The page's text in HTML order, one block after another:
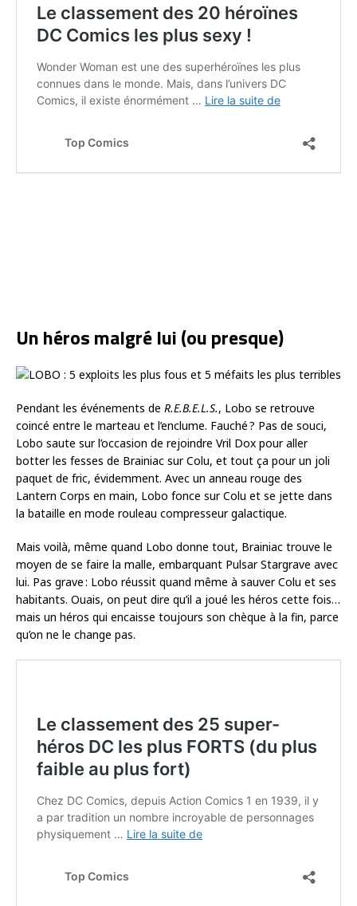
Un héros malgré lui (ou presque)
Pendant les événements de R.E.B.E.L.S., Lobo se retrouve
coincé entre le marteau et l’enclume. Fauché ? Pas de souci,
Lobo saute sur l’occasion de rejoindre Vril Dox pour aller
botter les fesses de Brainiac sur Colu, et tout ça pour un joli
paquet de fric, évidemment. Avec un anneau rouge des
Lantern Corps en main, Lobo fonce sur Colu et se jette dans
la bataille en mode rouleau compresseur galactique.
Mais voilà, même quand Lobo donne tout, Brainiac trouve le
moyen de se faire la malle, embarquant Pulsar Stargrave avec
lui. Pas grave : Lobo réussit quand même à sauver Colu et ses
habitants. Ouais, on peut dire qu’il a joué les héros cette fois…
mais un héros qui encaisse toujours son chèque à la fin, parce
qu’on ne le change pas.